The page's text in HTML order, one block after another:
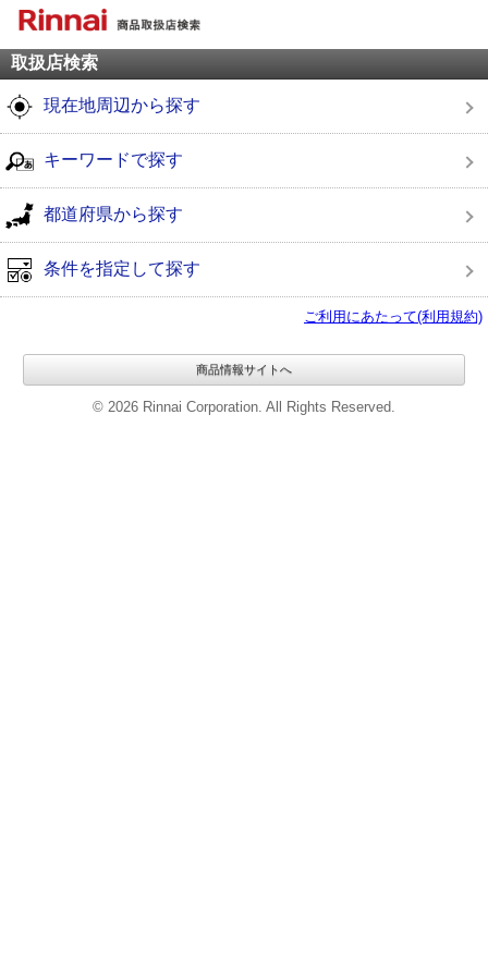
取扱店検索
現在地周辺から探す
キーワードで探す
都道府県から探す
条件を指定して探す
ご利用にあたって(利用規約)
商品情報サイトへ
© 2026 Rinnai Corporation. All Rights Reserved.